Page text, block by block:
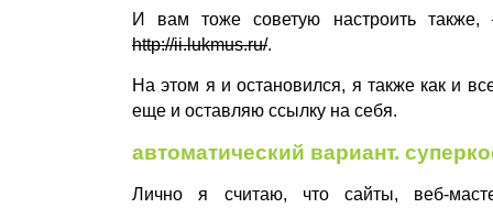
И вам тоже советую настроить также,
http://ii.lukmus.ru/.
На этом я и остановился, я также как и
еще и оставляю ссылку на себя.
автоматический вариант.
Лично я считаю, что сайты, веб-